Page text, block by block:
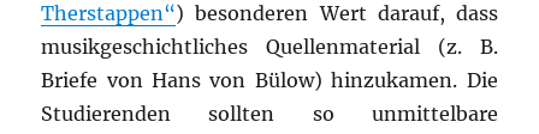
Therstappen“) besonderen Wert darauf, dass
musikgeschichtliches Quellenmaterial (z. B.
Briefe von Hans von Bülow) hinzukamen. Die
Studierenden sollten so unmittelbare